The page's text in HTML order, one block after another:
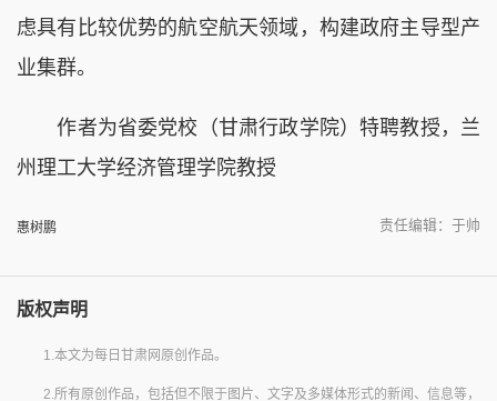
虑具有比较优势的航空航天领域，构建政府主导型产
业集群。
作者为省委党校（甘肃行政学院）特聘教授，兰
州理工大学经济管理学院教授
惠树鹏 责任编辑：于帅
版权声明
1.本文为每日甘肃网原创作品。
2.所有原创作品，包括但不限于图片、文字及多媒体形式的新闻、信息等，